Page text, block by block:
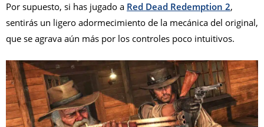
Por supuesto, si has jugado a Red Dead Redemption 2,
sentirás un ligero adormecimiento de la mecánica del original,
que se agrava aún más por los controles poco intuitivos.